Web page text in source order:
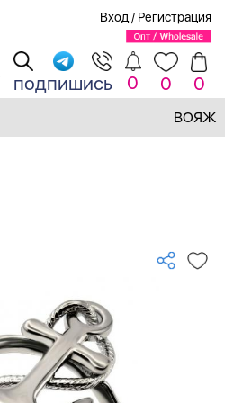
Вход / Регистрация
подпишись 0 0 0
ВОЯЖ